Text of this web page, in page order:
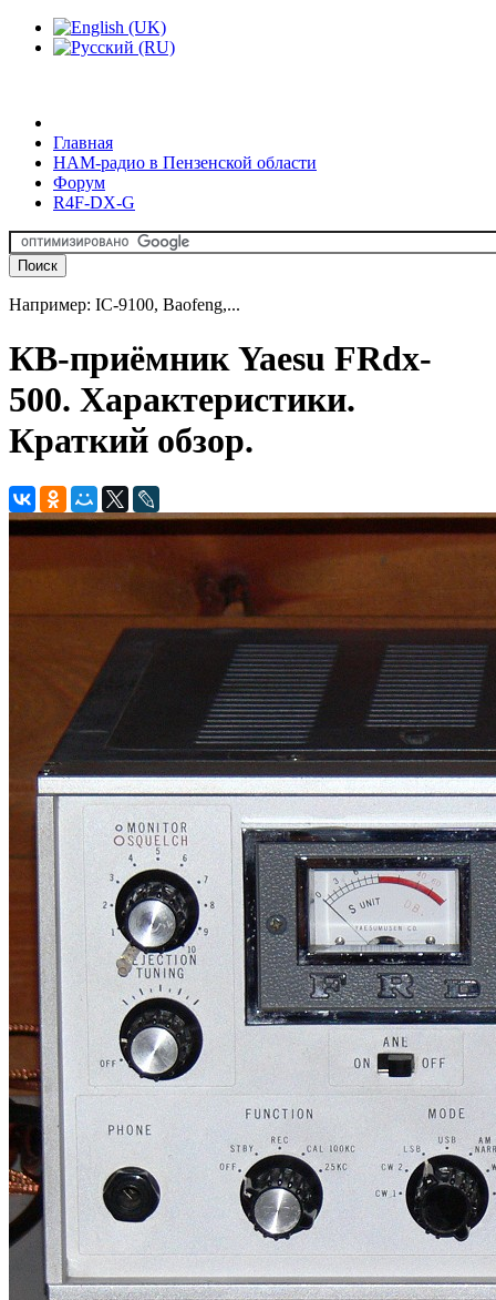
Главная
HAM-радио в Пензенской области
Форум
R4F-DX-G
Например: IC-9100, Baofeng,...
КВ-приёмник Yaesu FRdx-
500. Характеристики.
Краткий обзор.